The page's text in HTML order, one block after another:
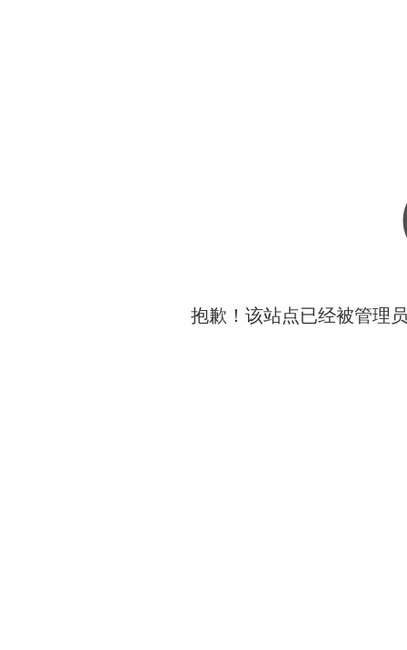
抱歉！该站点已经被管理